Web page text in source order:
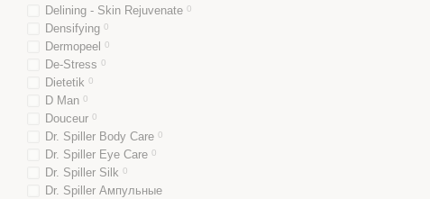
Delining - Skin Rejuvenate 0
Densifying 0
Dermopeel 0
De-Stress 0
Dietetik 0
D Man 0
Douceur 0
Dr. Spiller Body Care 0
Dr. Spiller Eye Care 0
Dr. Spiller Silk 0
Dr. Spiller Ампульные